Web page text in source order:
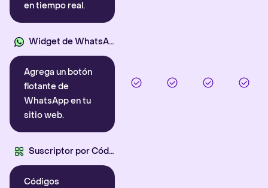
en tiempo real.
Widget de WhatsApp
Agrega un botón
flotante de
WhatsApp en tu
sitio web.
Suscriptor por Código QR
Códigos